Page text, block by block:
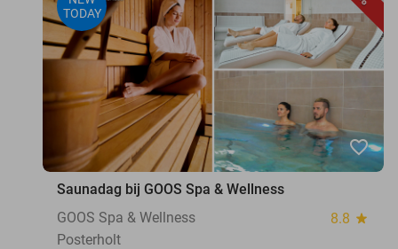
TODAY
favorite_border
Saunadag bij GOOS Spa & Wellness
GOOS Spa & Wellness
8.8 star
Posterholt